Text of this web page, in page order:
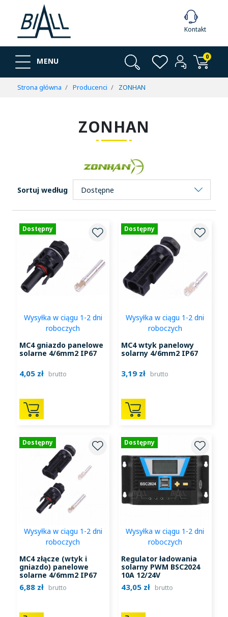
Kontakt
MENU 0
Strona główna Producenci ZONHAN
ZONHAN
Sortuj według
Dostępny
Wysyłka w ciągu 1-2 dni
roboczych
MC4 gniazdo panelowe
solarne 4/6mm2 IP67
4,05 zł brutto
Dostępny
Wysyłka w ciągu 1-2 dni
roboczych
MC4 wtyk panelowy
solarny 4/6mm2 IP67
3,19 zł brutto
Dostępny
Wysyłka w ciągu 1-2 dni
roboczych
MC4 złącze (wtyk i
gniazdo) panelowe
solarne 4/6mm2 IP67
6,88 zł brutto
Dostępny
Wysyłka w ciągu 1-2 dni
roboczych
Regulator ładowania
solarny PWM BSC2024
10A 12/24V
43,05 zł brutto